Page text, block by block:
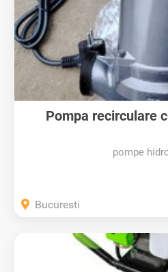
Pompa recirculare
pompe
Bucuresti